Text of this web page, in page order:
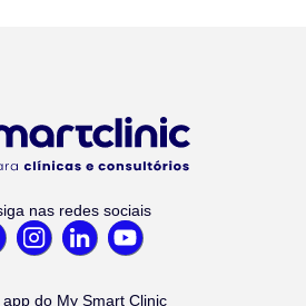
nas redes sociais
app do My Smart Clinic